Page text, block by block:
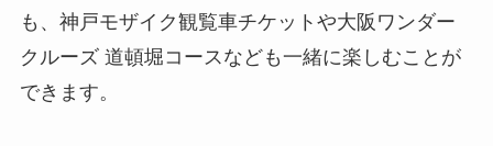
も、神戸モザイク観覧車チケットや大阪ワンダー
クルーズ 道頓堀コースなども一緒に楽しむことが
できます。